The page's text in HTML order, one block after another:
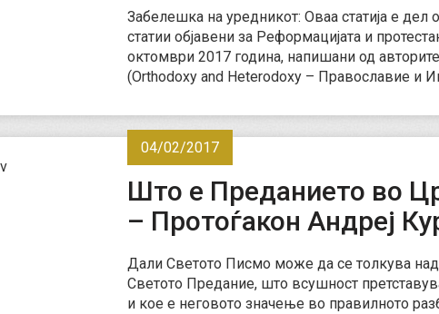
Забелешка на уредникот: Оваа статија е дел
статии објавени за Реформацијата и
октомври 2017 година, напишани од
(Orthodoxy and Heterodoxy – Православие и
04/02/2017
Што е Преданието во
– Протоѓакон Андреј
Дали Светото Писмо може да се толкува
Светото Предание, што всушност
и кое е неговото значење во правилното